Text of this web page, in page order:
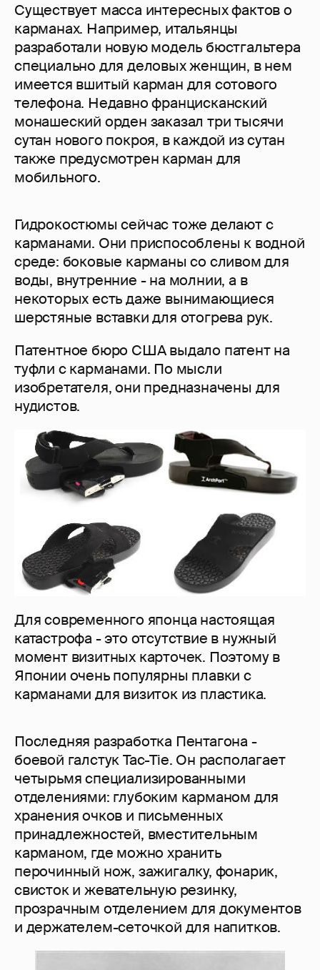
Существует масса интересных фактов о
карманах. Например, итальянцы
разработали новую модель бюстгальтера
специально для деловых женщин, в нем
имеется вшитый карман для сотового
телефона. Недавно францисканский
монашеский орден заказал три тысячи
сутан нового покроя, в каждой из сутан
также предусмотрен карман для
мобильного.
Гидрокостюмы сейчас тоже делают с
карманами. Они приспособлены к водной
среде: боковые карманы со сливом для
воды, внутренние - на молнии, а в
некоторых есть даже вынимающиеся
шерстяные вставки для отогрева рук.
Патентное бюро США выдало патент на
туфли с карманами. По мысли
изобретателя, они предназначены для
нудистов.
Для современного японца настоящая
катастрофа - это отсутствие в нужный
момент визитных карточек. Поэтому в
Японии очень популярны плавки с
карманами для визиток из пластика.
Последняя разработка Пентагона -
боевой галстук Tac-Tie. Он располагает
четырьмя специализированными
отделениями: глубоким карманом для
хранения очков и письменных
принадлежностей, вместительным
карманом, где можно хранить
перочинный нож, зажигалку, фонарик,
свисток и жевательную резинку,
прозрачным отделением для документов
и держателем-сеточкой для напитков.